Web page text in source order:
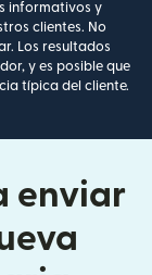
informativos y
clientes. No
Los resultados
y es posible que
típica del cliente.
enviar